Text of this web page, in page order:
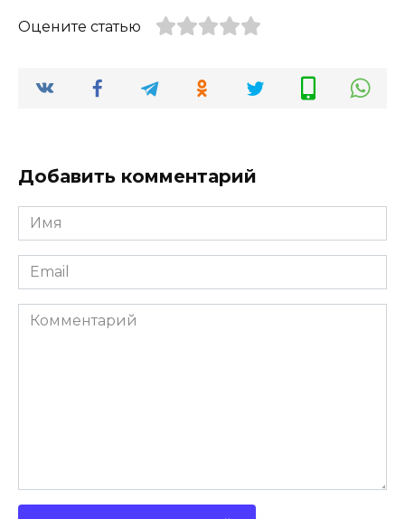
Оцените статью
Добавить комментарий
Имя
*
Email
*
Комментарий